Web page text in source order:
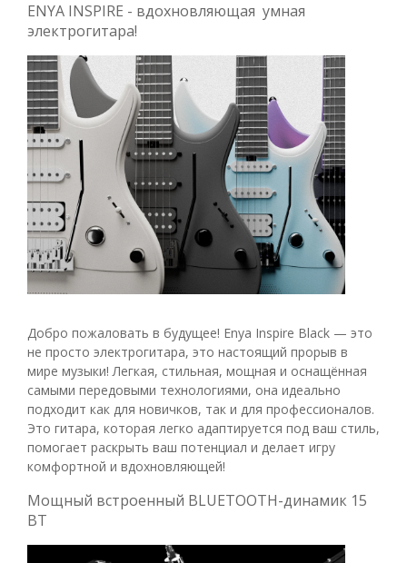
ENYA INSPIRE - вдохновляющая умная
электрогитара!
Добро пожаловать в будущее! Enya Inspire Black — это
не просто электрогитара, это настоящий прорыв в
мире музыки! Легкая, стильная, мощная и оснащённая
самыми передовыми технологиями, она идеально
подходит как для новичков, так и для профессионалов.
Это гитара, которая легко адаптируется под ваш стиль,
помогает раскрыть ваш потенциал и делает игру
комфортной и вдохновляющей!
Мощный встроенный BLUETOOTH-динамик 15
ВТ